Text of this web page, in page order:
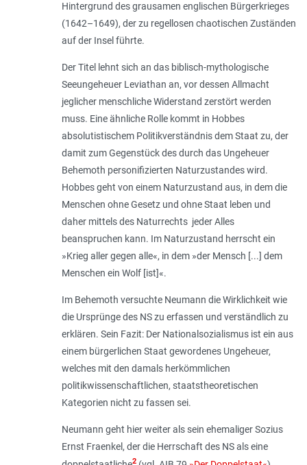
Hintergrund des grausamen englischen Bürgerkrieges
(1642–1649), der zu regellosen chaotischen Zuständen
auf der Insel führte.
Der Titel lehnt sich an das biblisch-mythologische
Seeungeheuer Leviathan an, vor dessen Allmacht
jeglicher menschliche Widerstand zerstört werden
muss. Eine ähnliche Rolle kommt in Hobbes
absolutistischem Politikverständnis dem Staat zu, der
damit zum Gegenstück des durch das Ungeheuer
Behemoth personifizierten Naturzustandes wird.
Hobbes geht von einem Naturzustand aus, in dem die
Menschen ohne Gesetz und ohne Staat leben und
daher mittels des Naturrechts jeder Alles
beanspruchen kann. Im Naturzustand herrscht ein
»Krieg aller gegen alle«, in dem »der Mensch [...] dem
Menschen ein Wolf [ist]«.
Im Behemoth versuchte Neumann die Wirklichkeit wie
die Ursprünge des NS zu erfassen und verständlich zu
erklären. Sein Fazit: Der Nationalsozialismus ist ein aus
einem bürgerlichen Staat gewordenes Ungeheuer,
welches mit den damals herkömmlichen
politikwissenschaftlichen, staatstheoretischen
Kategorien nicht zu fassen sei.
Neumann geht hier weiter als sein ehemaliger Sozius
Ernst Fraenkel, der die Herrschaft des NS als eine
2